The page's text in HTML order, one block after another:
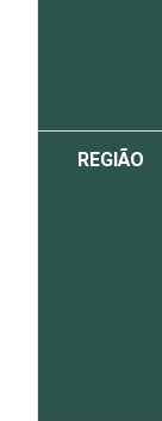
REGIÃO